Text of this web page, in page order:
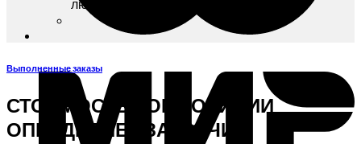
любой момент!
Выполненные заказы
СТОИМОСТЬ КОМПОЗИЦИИ
ОПРЕДЕЛЯЕТ ЗАКАЗЧИК!